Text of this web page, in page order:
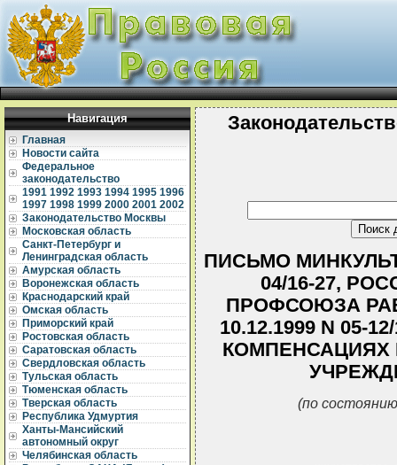
Навигация
Главная
Новости сайта
Федеральное
законодательство
1991 1992 1993 1994 1995 1996
1997 1998 1999 2000 2001 2002
Законодательство Москвы
Московская область
Санкт-Петербург и
Ленинградская область
Амурская область
Воронежская область
Краснодарский край
Омская область
Приморский край
Ростовская область
Саратовская область
Свердловская область
Тульская область
Тюменская область
Тверская область
Республика Удмуртия
Ханты-Мансийский
автономный округ
Челябинская область
ПИСЬМО
04/16-27,
ПРОФСОЮЗА
10.12.1999 N 05-
КОМПЕНСАЦИЯХ
(по